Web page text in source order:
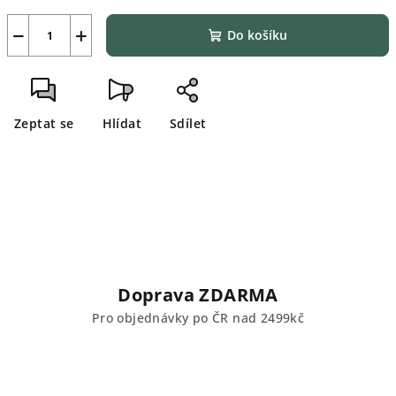
+
− Do košíku
Zeptat se Hlídat Sdílet
Doprava ZDARMA
Pro objednávky po ČR nad 2499kč